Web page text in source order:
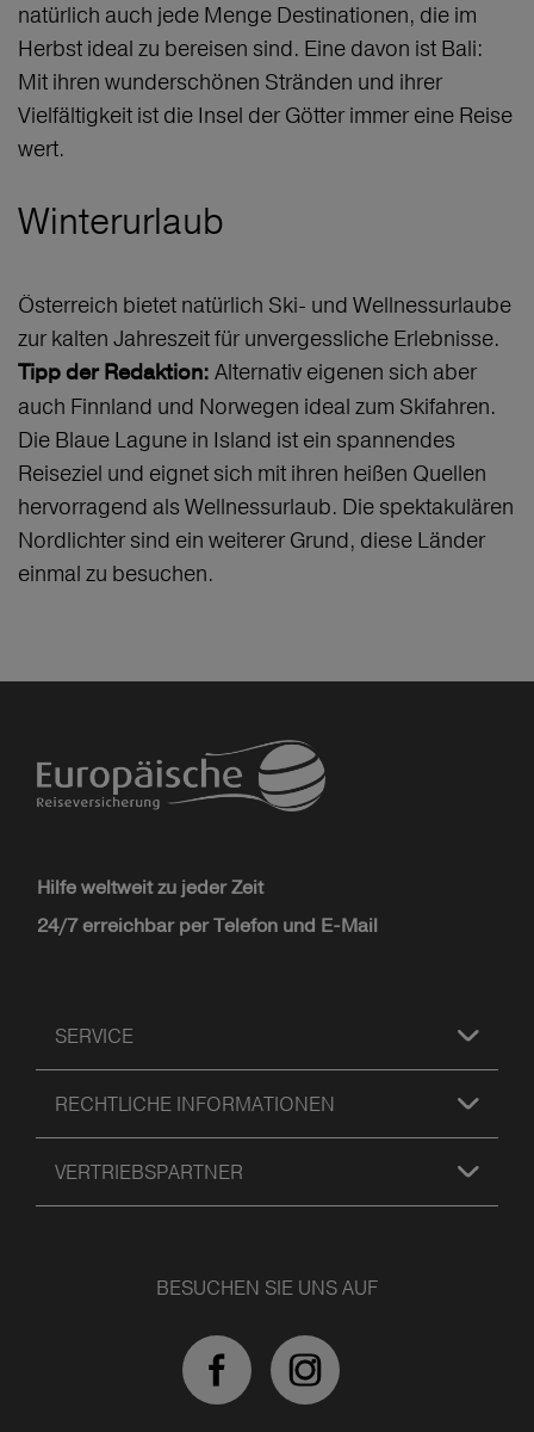
natürlich auch jede Menge Destinationen, die im
Herbst ideal zu bereisen sind. Eine davon ist Bali:
Mit ihren wunderschönen Stränden und ihrer
Vielfältigkeit ist die Insel der Götter immer eine Reise
wert.
Winterurlaub
Österreich bietet natürlich Ski- und Wellnessurlaube
zur kalten Jahreszeit für unvergessliche Erlebnisse.
Tipp der Redaktion: Alternativ eigenen sich aber
auch Finnland und Norwegen ideal zum Skifahren.
Die Blaue Lagune in Island ist ein spannendes
Reiseziel und eignet sich mit ihren heißen Quellen
hervorragend als Wellnessurlaub. Die spektakulären
Nordlichter sind ein weiterer Grund, diese Länder
einmal zu besuchen.
Hilfe weltweit zu jeder Zeit
24/7 erreichbar per Telefon und E-Mail
SERVICE
RECHTLICHE INFORMATIONEN
VERTRIEBSPARTNER
BESUCHEN SIE UNS AUF